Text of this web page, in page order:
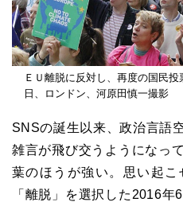
ＥＵ離脱に反対し、再度の国民
日、ロンドン、河原田慎一撮影
SNSの誕生以来、政治言語
雑言が飛び交うようになっ
葉のほうが強い。思い起
「離脱」を選択した2016